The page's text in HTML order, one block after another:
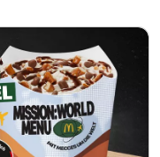
und
aus aller